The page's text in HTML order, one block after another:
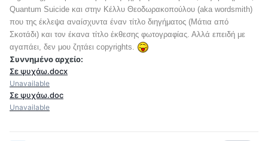
Quantum Suicide και στην Κέλλυ Θεοδωρακοπούλου (aka wordsmith)
που της έκλεψα αναίσχυντα έναν τίτλο διηγήματος (Μάτια από
Σκοτάδι) και τον έκανα τίτλο έκθεσης φωτογραφίας. Αλλά επειδή με
αγαπάει, δεν μου ζητάει copyrights.
Συννημένο αρχείο:
Σε ψυχάω.docx
Unavailable
Σε ψυχάω.doc
Unavailable